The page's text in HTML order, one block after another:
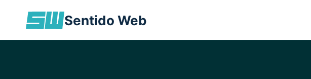
Sentido Web